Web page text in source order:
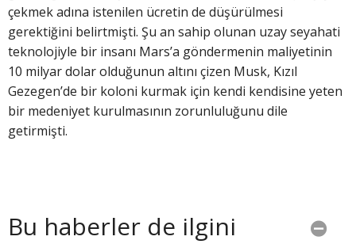
çekmek adına istenilen ücretin de düşürülmesi
gerektiğini belirtmişti. Şu an sahip olunan uzay seyahati
teknolojiyle bir insanı Mars’a göndermenin maliyetinin
10 milyar dolar olduğunun altını çizen Musk, Kızıl
Gezegen’de bir koloni kurmak için kendi kendisine yeten
bir medeniyet kurulmasının zorunluluğunu dile
getirmişti.
Bu haberler de ilgini